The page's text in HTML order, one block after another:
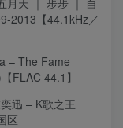
月天 ｜ 步步 ｜ 自
2013【44.1kHz／
– The Fame
FLAC 44.1】
迅 – K歌之王
区